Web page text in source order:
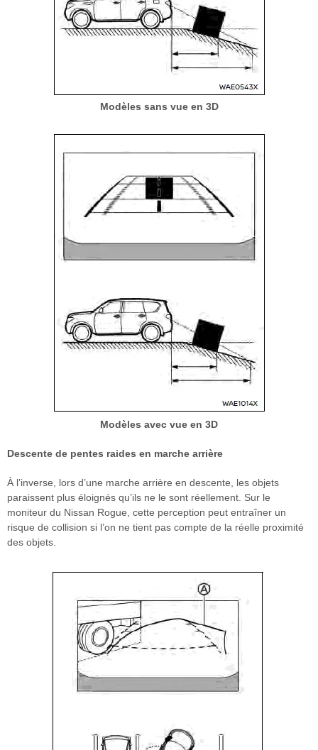
Modèles sans vue en 3D
Modèles avec vue en 3D
Descente de pentes raides en marche arrière
À l’inverse, lors d’une marche arrière en descente, les objets
paraissent plus éloignés qu’ils ne le sont réellement. Sur le
moniteur du Nissan Rogue, cette perception peut entraîner un
risque de collision si l’on ne tient pas compte de la réelle proximité
des objets.